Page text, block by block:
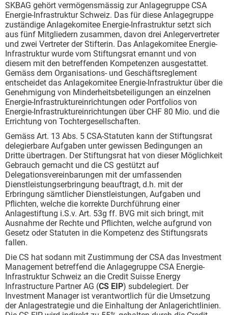
SKBAG gehört vermögensmässig zur Anlagegruppe CSA
Energie-Infrastruktur Schweiz. Das für diese Anlagegruppe
zuständige Anlagekomitee Energie-Infrastruktur setzt sich
aus fünf Mitgliedern zusammen, davon drei Anlegervertreter
und zwei Vertreter der Stifterin. Das Anlagekomitee Energie-
Infrastruktur wurde vom Stiftungsrat ernannt und von
diesem mit den betreffenden Kompetenzen ausgestattet.
Gemäss dem Organisations- und Geschäftsreglement
entscheidet das Anlagekomitee Energie-Infrastruktur über die
Genehmigung von Minderheitsbeteiligungen an einzelnen
Energie-Infrastruktureinrichtungen oder Portfolios von
Energie-Infrastrukturein­richtungen über CHF 80 Mio. und die
Errichtung von Tochtergesellschaften.
Gemäss Art. 13 Abs. 5 CSA-Statuten kann der Stiftungsrat
delegierbare Aufgaben unter gewissen Bedingungen an
Dritte übertragen. Der Stiftungsrat hat von dieser Möglichkeit
Gebrauch gemacht und die CS gestützt auf
Delegationsvereinbarungen mit der umfassenden
Dienstleistungserbringung beauftragt, d.h. mit der
Erbringung sämtlicher Dienstleistungen, Aufgaben und
Pflichten, welche die korrekte Durchführung einer
Anlagestiftung i.S.v. Art. 53g ff. BVG mit sich bringt, mit
Ausnahme der Rechte und Pflichten, welche aufgrund von
Gesetz oder Statuten in die Kompetenz des Stiftungsrats
fallen.
Die CS hat sodann mit Zustimmung der CSA das Investment
Management betreffend die Anlagegruppe CSA Energie-
Infrastruktur Schweiz an die Credit Suisse Energy
Infrastructure Partner AG (CS EIP) subdelegiert. Der
Investment Manager ist verantwortlich für die Umsetzung
der Anlagestrategie und die Einhaltung der Anlagerichtlinien.